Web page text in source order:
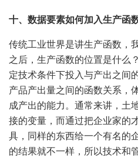
十、数据要素如何加入生产函
传统工业世界是讲生产函数，
之后，生产函数的位置是什么
定技术条件下投入与产出之间
产品产出量之间的函数关系，
成产出的能力。通常来讲，土
接的变量，而通过把企业家的
具，同样的东西给一个有名的
的结果就不一样，所以技术和